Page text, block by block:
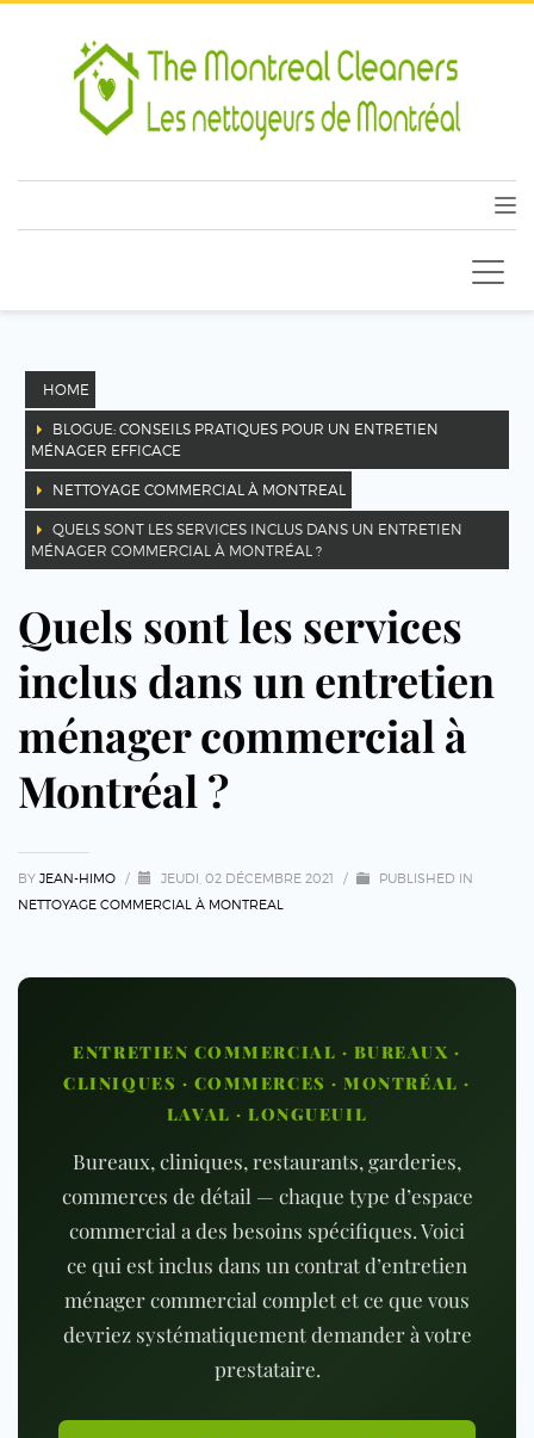
HOME
BLOGUE: CONSEILS PRATIQUES POUR UN ENTRETIEN
MÉNAGER EFFICACE
NETTOYAGE COMMERCIAL À MONTREAL
QUELS SONT LES SERVICES INCLUS DANS UN ENTRETIEN
MÉNAGER COMMERCIAL À MONTRÉAL ?
Quels sont les services
inclus dans un entretien
ménager commercial à
Montréal ?
BY JEAN-HIMO / JEUDI, 02 DÉCEMBRE 2021 /
PUBLISHED IN
NETTOYAGE COMMERCIAL À MONTREAL
ENTRETIEN COMMERCIAL · BUREAUX ·
CLINIQUES · COMMERCES · MONTRÉAL ·
LAVAL · LONGUEUIL
Bureaux, cliniques, restaurants, garderies,
commerces de détail — chaque type d’espace
commercial a des besoins spécifiques. Voici
ce qui est inclus dans un contrat d’entretien
ménager commercial complet et ce que vous
devriez systématiquement demander à votre
prestataire.